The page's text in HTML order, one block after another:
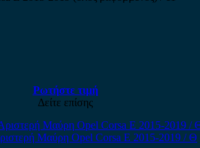
Ρωτήστε τιμή
Δείτε επίσης
Μαύρη Opel Corsa E 2015-2019 / Θ